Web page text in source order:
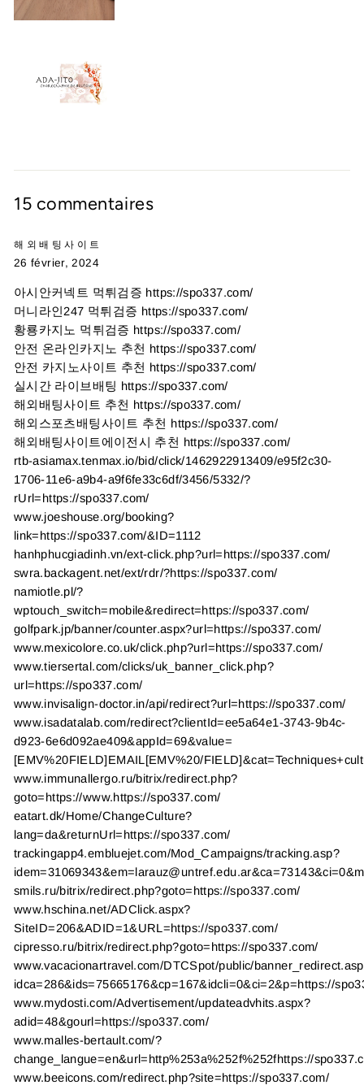
15 commentaires
해외배팅사이트
26 février, 2024
아시안커넥트 먹튀검증 https://spo337.com/
머니라인247 먹튀검증 https://spo337.com/
황룡카지노 먹튀검증 https://spo337.com/
안전 온라인카지노 추천 https://spo337.com/
안전 카지노사이트 추천 https://spo337.com/
실시간 라이브배팅 https://spo337.com/
해외배팅사이트 추천 https://spo337.com/
해외스포츠배팅사이트 추천 https://spo337.com/
해외배팅사이트에이전시 추천 https://spo337.com/
rtb-asiamax.tenmax.io/bid/click/1462922913409/e95f2c30-
1706-11e6-a9b4-a9f6fe33c6df/3456/5332/?
rUrl=https://spo337.com/
www.joeshouse.org/booking?
link=https://spo337.com/&ID=1112
hanhphucgiadinh.vn/ext-click.php?url=https://spo337.com/
swra.backagent.net/ext/rdr/?https://spo337.com/
namiotle.pl/?
wptouch_switch=mobile&redirect=https://spo337.com/
golfpark.jp/banner/counter.aspx?url=https://spo337.com/
www.mexicolore.co.uk/click.php?url=https://spo337.com/
www.tiersertal.com/clicks/uk_banner_click.php?
url=https://spo337.com/
www.invisalign-doctor.in/api/redirect?url=https://spo337.com/
www.isadatalab.com/redirect?clientId=ee5a64e1-3743-9b4c-
d923-6e6d092ae409&appId=69&value=
[EMV%20FIELD]EMAIL[EMV%20/
www.immunallergo.ru/bitrix/redirect.php?
goto=https://www.https://spo337.com/
eatart.dk/Home/ChangeCulture?
lang=da&returnUrl=https://spo337.com/
trackingapp4.embluejet.com/Mod_Campaigns/tracking.asp?
smils.ru/bitrix/redirect.php?goto=https://spo337.com/
www.hschina.net/ADClick.aspx?
SiteID=206&ADID=1&URL=https://spo337.com/
cipresso.ru/bitrix/redirect.php?goto=https://spo337.com/
www.vacacionartravel.com/DTCSpot/public/
idca=286&ids=75665176&cp=167&idcli=0&ci=2&p=https://
www.mydosti.com/Advertisement/updateadvhits.aspx?
adid=48&gourl=https://spo337.com/
www.malles-bertault.com/?
change_langue=en&url=http%253a%252f%252fhttps://
www.beeicons.com/redirect.php?site=https://spo337.com/